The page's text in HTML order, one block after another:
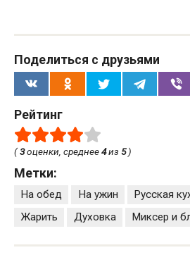
Поделиться с друзьями
Рейтинг
(3оценки, среднее4из 5)
Метки:
На обед На ужин Русская
Жарить
Духовка Миксер и